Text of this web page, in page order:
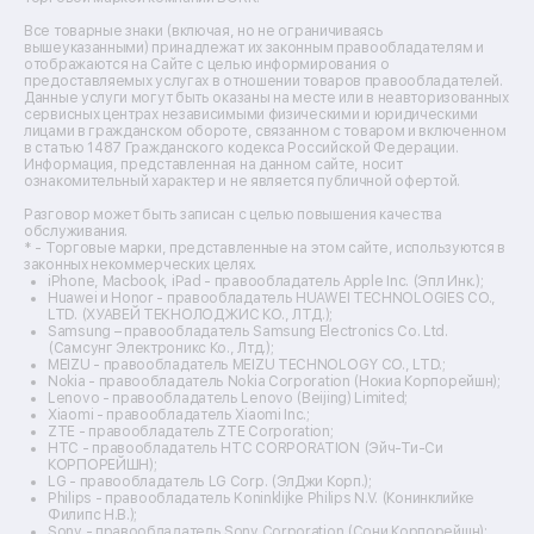
Ремонт источников бесперебойного питания
Ремонт пароварок
Ремонт микшерных пультов
Ремонт dj-пультов
Ремонт кухонных плит
Ремонт стедикамов
Ремонт оптических прицелов
Ремонт электровелосипедов
Ремонт видеокамер
Ремонт эхолотов
Ремонт 3d-принтеров
Ремонт прицелов ночного видения
Ремонт винных шкафов
Ремонт выпрямителей
Ремонт сушилок для рук
Ремонт дальномеров
Ремонт снегоуборщиков
Все товарные знаки (включая, но не ограничиваясь
вышеуказанными) принадлежат их законным правообладателям и
отображаются на Сайте с целью информирования о
предоставляемых услугах в отношении товаров правообладателей.
Данные услуги могут быть оказаны на месте или в неавторизованных
сервисных центрах независимыми физическими и юридическими
лицами в гражданском обороте, связанном с товаром и включенном
в статью 1487 Гражданского кодекса Российской Федерации.
Информация, представленная на данном сайте, носит
ознакомительный характер и не является публичной офертой.
Разговор может быть записан с целью повышения качества
обслуживания.
* - Торговые марки, представленные на этом сайте, используются в
законных некоммерческих целях.
iPhone, Macbook, iPad - правообладатель Apple Inc. (Эпл Инк.);
Huawei и Honor - правообладатель HUAWEI TECHNOLOGIES CO.,
LTD. (ХУАВЕЙ ТЕКНОЛОДЖИС КО., ЛТД.);
Samsung – правообладатель Samsung Electronics Co. Ltd.
(Самсунг Электроникс Ко., Лтд.);
MEIZU - правообладатель MEIZU TECHNOLOGY CO., LTD.;
Nokia - правообладатель Nokia Corporation (Нокиа Корпорейшн);
Lenovo - правообладатель Lenovo (Beijing) Limited;
Xiaomi - правообладатель Xiaomi Inc.;
ZTE - правообладатель ZTE Corporation;
HTC - правообладатель HTC CORPORATION (Эйч-Ти-Си
КОРПОРЕЙШН);
LG - правообладатель LG Corp. (ЭлДжи Корп.);
Philips - правообладатель Koninklijke Philips N.V. (Конинклийке
Филипс Н.В.);